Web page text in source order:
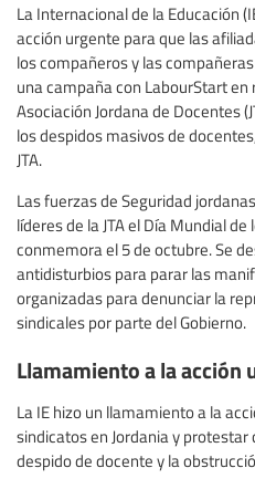
La Internacional de la Educación
acción urgente para que las
los compañeros y las
una campaña con LabourStart
Asociación Jordana de Docentes
los despidos masivos de
JTA.
Las fuerzas de Seguridad
líderes de la JTA el Día Mundial
conmemora el 5 de octubre. Se
antidisturbios para parar las
organizadas para denunciar la
sindicales por parte del Gobierno.
Llamamiento a la acción
La IE hizo un llamamiento a la
sindicatos en Jordania y protestar
despido de docente y la